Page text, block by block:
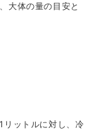
大体の量の目安と
ットルに対し、冷